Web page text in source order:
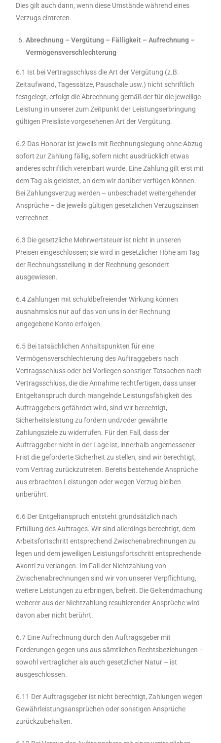
Dies gilt auch dann, wenn diese Umstände während eines
Verzugs eintreten.
Abrechnung – Vergütung – Fälligkeit – Aufrechnung –
Vermögensverschlechterung
6.1 Ist bei Vertragsschluss die Art der Vergütung (z.B.
Zeitaufwand, Tagessätze, Pauschale usw.) nicht schriftlich
festgelegt, erfolgt die Abrechnung gemäß der für die jeweilige
Leistung in unserer zum Zeitpunkt der Leistungserbringung
gültigen Preisliste vorgesehenen Art der Vergütung.
6.2 Das Honorar ist jeweils mit Rechnungslegung ohne Abzug
sofort zur Zahlung fällig, sofern nicht ausdrücklich etwas
anderes schriftlich vereinbart wurde. Eine Zahlung gilt erst mit
dem Tag als geleistet, an dem wir darüber verfügen können.
Bei Zahlungsverzug werden – unbeschadet weitergehender
Ansprüche – die jeweils gültigen gesetzlichen Verzugszinsen
verrechnet.
6.3 Die gesetzliche Mehrwertsteuer ist nicht in unseren
Preisen eingeschlossen; sie wird in gesetzlicher Höhe am Tag
der Rechnungsstellung in der Rechnung gesondert
ausgewiesen.
6.4 Zahlungen mit schuldbefreiender Wirkung können
ausnahmslos nur auf das von uns in der Rechnung
angegebene Konto erfolgen.
6.5 Bei tatsächlichen Anhaltspunkten für eine
Vermögensverschlechterung des Auftraggebers nach
Vertragsschluss oder bei Vorliegen sonstiger Tatsachen nach
Vertragsschluss, die die Annahme rechtfertigen, dass unser
Entgeltanspruch durch mangelnde Leistungsfähigkeit des
Auftraggebers gefährdet wird, sind wir berechtigt,
Sicherheitsleistung zu fordern und/oder gewährte
Zahlungsziele zu widerrufen. Für den Fall, dass der
Auftraggeber nicht in der Lage ist, innerhalb angemessener
Frist die geforderte Sicherheit zu stellen, sind wir berechtigt,
vom Vertrag zurückzutreten. Bereits bestehende Ansprüche
aus erbrachten Leistungen oder wegen Verzug bleiben
unberührt.
6.6 Der Entgeltanspruch entsteht grundsätzlich nach
Erfüllung des Auftrages. Wir sind allerdings berechtigt, dem
Arbeitsfortschritt entsprechend Zwischenabrechnungen zu
legen und dem jeweiligen Leistungsfortschritt entsprechende
Akonti zu verlangen. Im Fall der Nichtzahlung von
Zwischenabrechnungen sind wir von unserer Verpflichtung,
weitere Leistungen zu erbringen, befreit. Die Geltendmachung
weiterer aus der Nichtzahlung resultierender Ansprüche wird
davon aber nicht berührt.
6.7 Eine Aufrechnung durch den Auftragsgeber mit
Forderungen gegen uns aus sämtlichen Rechtsbeziehungen –
sowohl vertraglicher als auch gesetzlicher Natur – ist
ausgeschlossen.
6.11 Der Auftragsgeber ist nicht berechtigt, Zahlungen wegen
Gewährleistungsansprüchen oder sonstigen Ansprüche
zurückzubehalten.